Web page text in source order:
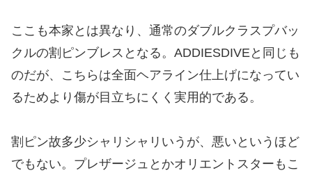
ここも本家とは異なり、通常のダブルクラスプバッ
クルの割ピンブレスとなる。ADDIESDIVEと同じも
のだが、こちらは全面ヘアライン仕上げになってい
るためより傷が目立ちにくく実用的である。
割ピン故多少シャリシャリいうが、悪いというほど
でもない。プレザージュとかオリエントスターもこ